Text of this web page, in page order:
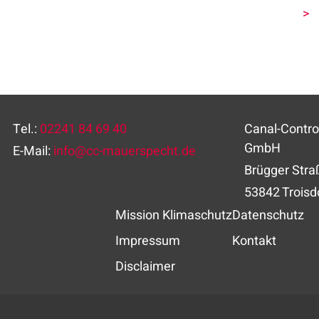
>>
Tel.: 02241 84 69 40
E-Mail: info@cc-mauerspecht.de
Canal-
GmbH
Brügger
53842
Mission Klimaschutz
Impressum
Disclaimer
Datenschutz
Kontakt